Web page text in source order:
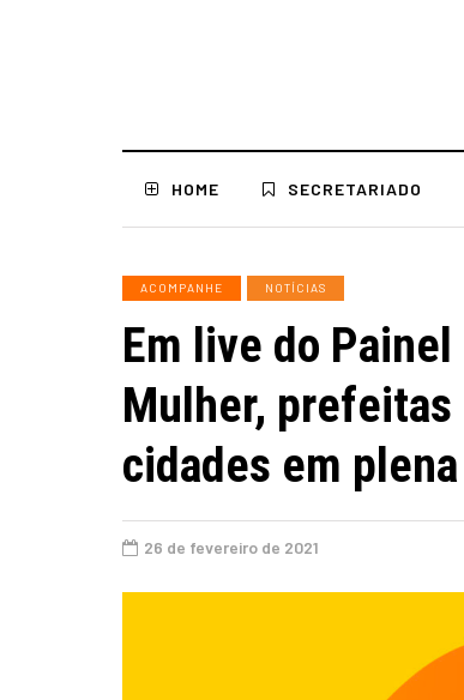
HOME SECRETARIADO
ACOMPANHE NOTÍCIAS
Em live do
Mulher,
cidades em
26 de fevereiro de 2021